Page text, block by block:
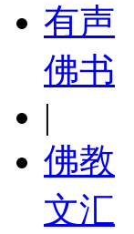
有声
佛书
|
佛教
文汇